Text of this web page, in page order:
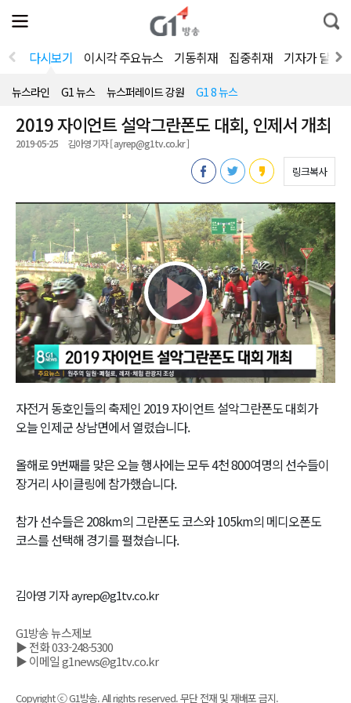
전
체
뉴
열
통
합
색
다시보기 이시각 주요뉴스 기동취재 집중취재 기자가 달려
뉴스라인 G1 뉴스 뉴스퍼레이드 강원 G1 8 뉴스
2019 자이언트 설악그란폰도 대회, 인제서 개최
2019-05-25 김아영 기자 [ ayrep@g1tv.co.kr ]
링크복사
Play
Video
자전거 동호인들의 축제인 2019 자이언트 설악그란폰도 대회가
오늘 인제군 상남면에서 열렸습니다.
올해로 9번째를 맞은 오늘 행사에는 모두 4천 800여명의 선수들이
장거리 사이클링에 참가했습니다.
참가 선수들은 208km의 그란폰도 코스와 105km의 메디오폰도
코스를 선택해 경기를 펼쳤습니다.
김아영 기자 ayrep@g1tv.co.kr
G1방송 뉴스제보
▶ 전화 033-248-5300
▶ 이메일 g1news@g1tv.co.kr
Copyright ⓒ G1방송. All rights reserved. 무단 전재 및 재배포 금지.